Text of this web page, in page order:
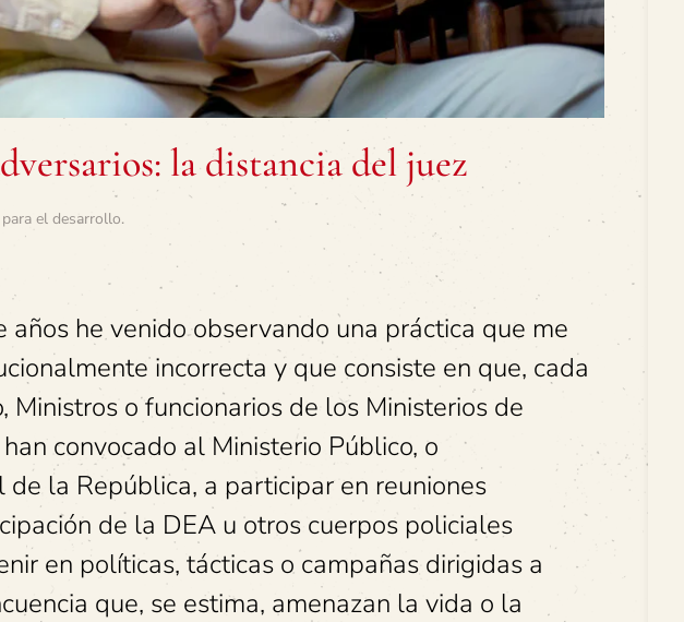
la distancia del juez
el desarrollo.
años he venido observando una práctica que me
incorrecta y que consiste en que, cada
Ministros o funcionarios de los Ministerios de
convocado al Ministerio Público, o
la República, a participar en reuniones
de la DEA u otros cuerpos policiales
en políticas, tácticas o campañas dirigidas a
que, se estima, amenazan la vida o la